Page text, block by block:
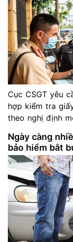
Cục CSGT yêu
hợp kiểm tra
theo nghị định
Ngày càng
bảo hiểm bắt